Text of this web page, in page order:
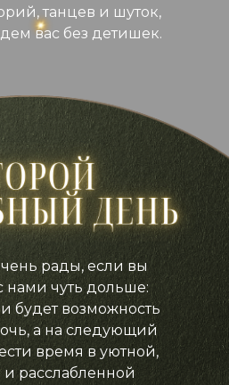
рады, если вы
нами чуть дольше:
будет возможность
а на следующий
время в уютной,
расслабленной
танцев и шуток,
вас без детишек.